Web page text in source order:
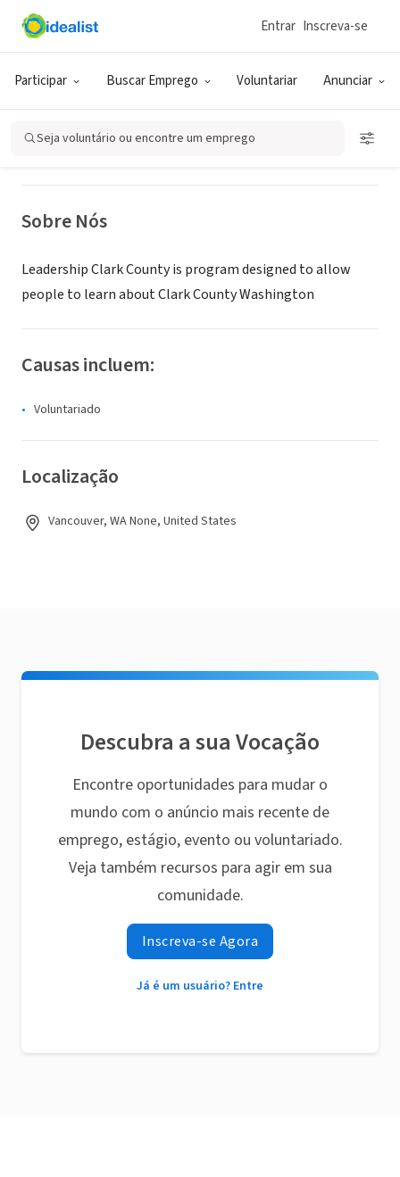
Participar Buscar Emprego Voluntariar Anunciar
Entrar Inscreva-se
Seja voluntário ou encontre um emprego
ONG (SETOR SOCIAL)
Leadership Clark County
Sobre Nós
Leadership Clark County is program designed to allow
people to learn about Clark County Washington
Causas incluem:
Voluntariado
Localização
Vancouver, WA None, United States
Descubra a sua Vocação
Encontre oportunidades para mudar o
mundo com o anúncio mais recente de
emprego, estágio, evento ou voluntariado.
Veja também recursos para agir em sua
comunidade.
Inscreva-se Agora
Já é um usuário? Entre